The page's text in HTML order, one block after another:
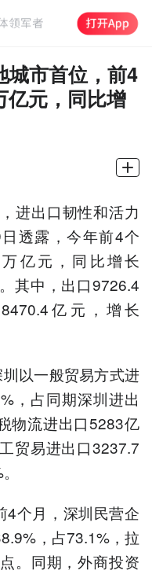
城市首位，前4
亿元，同比增
进出口韧性和活力
透露，今年前4个
亿元，同比增长
其中，出口9726.4
亿元，增长
以一般贸易方式进
，占同期深圳进出
物流进出口5283亿
贸易进出口3237.7
4个月，深圳民营企
，占73.1%，拉
。同期，外商投资